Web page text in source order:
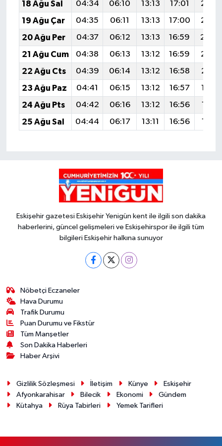
18 Ağu Sal 04:34 06:10 13:13 17:01
19 Ağu Çar
04:35 06:11 13:13 17:00
20 Ağu Per
04:37 06:12 13:13 16:59
21 Ağu Cum
04:38 06:13 13:12 16:59
22 Ağu Cts
04:39 06:14 13:12 16:58
23 Ağu Paz
04:41 06:15 13:12 16:57
24 Ağu Pts
04:42 06:16 13:12 16:56
19:58
25 Ağu Sal
04:44 06:17 13:11 16:56 19:56
Eskişehir gazetesi Eskişehir Yenigün kent ile ilgili son dakika
haberlerini, güncel gelişmeleri ve Eskişehirspor ile ilgili tüm
bilgileri Eskişehir halkına sunuyor
Nöbetçi Eczaneler
Hava Durumu
Trafik Durumu
Puan Durumu ve Fikstür
Tüm Manşetler
Son Dakika Haberleri
Haber Arşivi
Gizlilik Sözleşmesi İletişim Künye
Eskişehir
Afyonkarahisar
Bilecik Ekonomi
Gündem
Kütahya
Rüya Tabirleri Yemek Tarifleri